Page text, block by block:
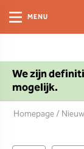
We zijn
mogelijk.
MENU
Homepage/